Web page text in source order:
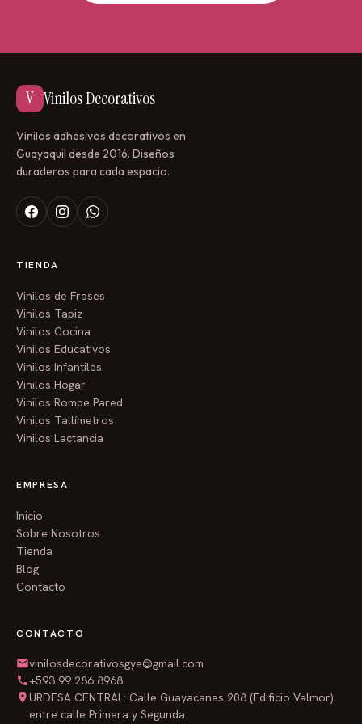
V Vinilos Decorativos
Vinilos adhesivos decorativos en
Guayaquil desde 2016. Diseños
duraderos para cada espacio.
TIENDA
Vinilos de Frases
Vinilos Tapiz
Vinilos Cocina
Vinilos Educativos
Vinilos Infantiles
Vinilos Hogar
Vinilos Rompe Pared
Vinilos Tallímetros
Vinilos Lactancia
EMPRESA
Inicio
Sobre Nosotros
Tienda
Blog
Contacto
CONTACTO
vinilosdecorativosgye@gmail.com
+593 99 286 8968
URDESA CENTRAL: Calle Guayacanes 208 (Edificio Valmor)
entre calle Primera y Segunda.